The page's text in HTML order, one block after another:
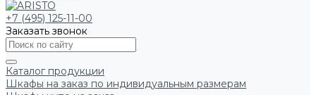
+7 (495) 125-11-00
Заказать звонок
Каталог продукции
Шкафы на заказ по индивидуальным размерам